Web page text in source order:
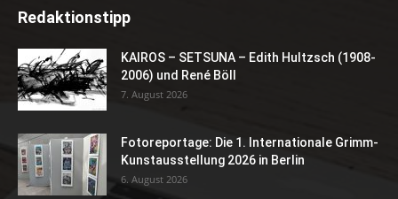
Redaktionstipp
KAIROS – SETSUNA – Edith Hultzsch (1908-
2006) und René Böll
7. August 2026
Fotoreportage: Die 1. Internationale Grimm-
Kunstausstellung 2026 in Berlin
6. August 2026